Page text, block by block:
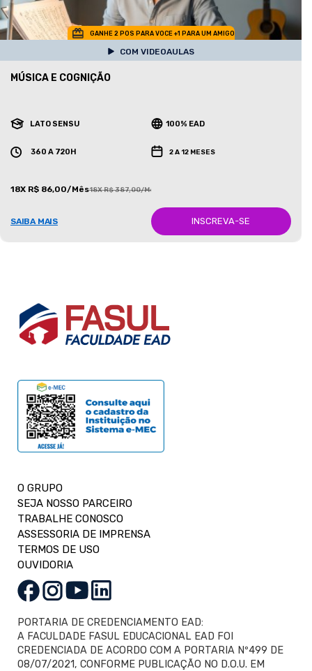
GANHE 2 POS PARA VOCE +1 PARA UM AMIGO
COM VIDEOAULAS
MÚSICA E COGNIÇÃO
LATO SENSU 100% EAD
360 A 720H 2 A 12 MESES
18X R$ 86,00/Mês18X R$ 387,00/Mês
SAIBA MAIS INSCREVA-SE
O GRUPO
SEJA NOSSO PARCEIRO
TRABALHE CONOSCO
ASSESSORIA DE IMPRENSA
TERMOS DE USO
OUVIDORIA
PORTARIA DE CREDENCIAMENTO EAD:
A FACULDADE FASUL EDUCACIONAL EAD FOI
CREDENCIADA DE ACORDO COM A PORTARIA Nº499 DE
08/07/2021, CONFORME PUBLICAÇÃO NO D.O.U. EM